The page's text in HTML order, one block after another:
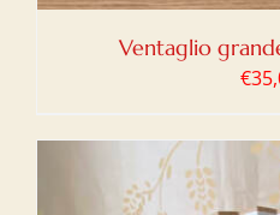
Ventaglio
€